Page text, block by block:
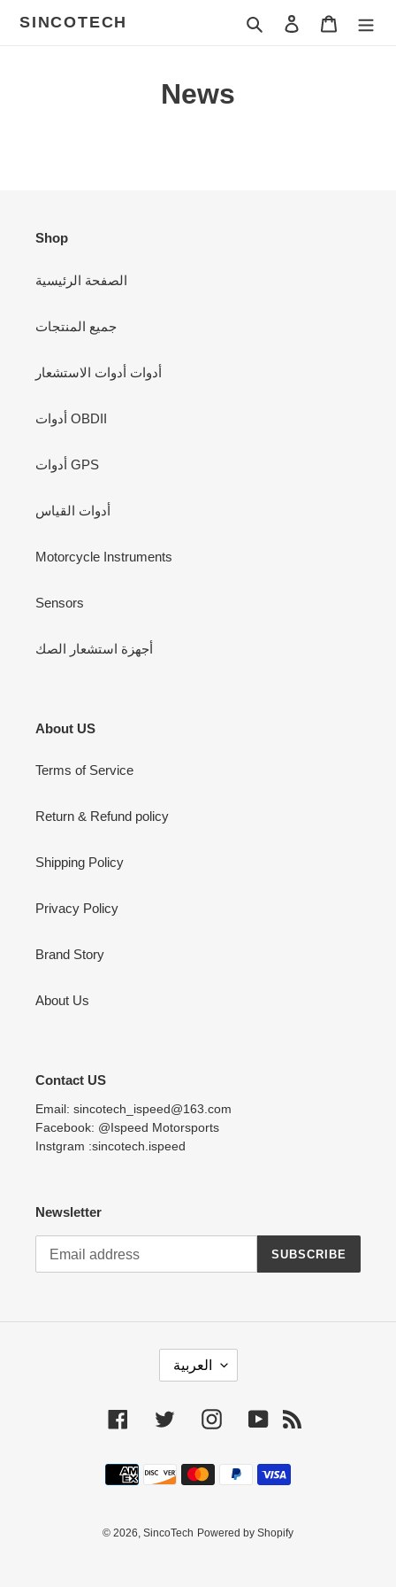
SINCOTECH Search Log in Cart
News
Shop
الصفحة الرئيسية
جميع المنتجات
أدوات أدوات الاستشعار
أدوات OBDII
أدوات GPS
أدوات القياس
Motorcycle Instruments
Sensors
أجهزة استشعار الصك
About US
Terms of Service
Return & Refund policy
Shipping Policy
Privacy Policy
Brand Story
About Us
Contact US
Email: sincotech_ispeed@163.com
Facebook: @Ispeed Motorsports
Instgram :sincotech.ispeed
Newsletter
SUBSCRIBE
G
U
G
E
العربية
FacebookTwitter InstagramYouTube
Payment
methods
© 2026, SincoTech Powered by Shopify